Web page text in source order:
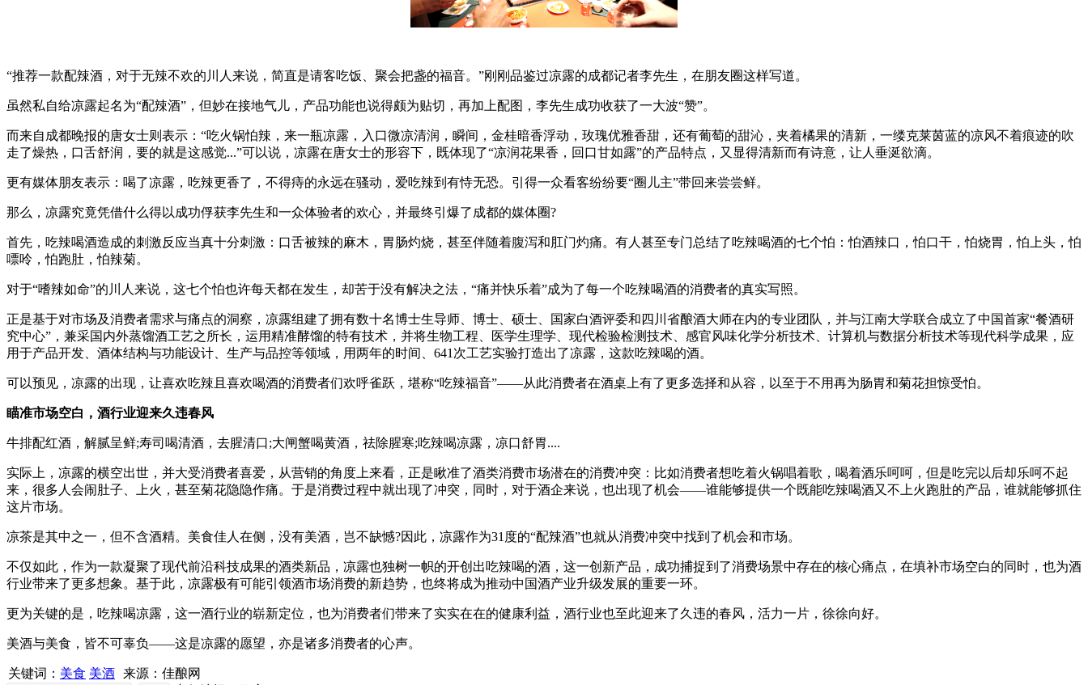
“推荐一款配辣酒，对于无辣不欢的川人来说，简直是请客吃饭、聚会把盏的福音。”刚刚品鉴过凉露的成都记者李先生，在朋友圈这样写道。
虽然私自给凉露起名为“配辣酒”，但妙在接地气儿，产品功能也说得颇为贴切，再加上配图，李先生成功收获了一大波“赞”。
而来自成都晚报的唐女士则表示：“吃火锅怕辣，来一瓶凉露，入口微凉清润，瞬间，金桂暗香浮动，玫瑰优雅香甜，还有葡萄的甜沁，夹着橘果的清新，一缕克莱茵蓝的凉风不着痕迹的吹
走了燥热，口舌舒润，要的就是这感觉...”可以说，凉露在唐女士的形容下，既体现了“凉润花果香，回口甘如露”的产品特点，又显得清新而有诗意，让人垂涎欲滴。
更有媒体朋友表示：喝了凉露，吃辣更香了，不得痔的永远在骚动，爱吃辣到有恃无恐。引得一众看客纷纷要“圈儿主”带回来尝尝鲜。
那么，凉露究竟凭借什么得以成功俘获李先生和一众体验者的欢心，并最终引爆了成都的媒体圈?
首先，吃辣喝酒造成的刺激反应当真十分刺激：口舌被辣的麻木，胃肠灼烧，甚至伴随着腹泻和肛门灼痛。有人甚至专门总结了吃辣喝酒的七个怕：怕酒辣口，怕口干，怕烧胃，怕上头，怕
嘌呤，怕跑肚，怕辣菊。
对于“嗜辣如命”的川人来说，这七个怕也许每天都在发生，却苦于没有解决之法，“痛并快乐着”成为了每一个吃辣喝酒的消费者的真实写照。
正是基于对市场及消费者需求与痛点的洞察，凉露组建了拥有数十名博士生导师、博士、硕士、国家白酒评委和四川省酿酒大师在内的专业团队，并与江南大学联合成立了中国首家“餐酒研
究中心”，兼采国内外蒸馏酒工艺之所长，运用精准酵馏的特有技术，并将生物工程、医学生理学、现代检验检测技术、感官风味化学分析技术、计算机与数据分析技术等现代科学成果，应
用于产品开发、酒体结构与功能设计、生产与品控等领域，用两年的时间、641次工艺实验打造出了凉露，这款吃辣喝的酒。
可以预见，凉露的出现，让喜欢吃辣且喜欢喝酒的消费者们欢呼雀跃，堪称“吃辣福音”——从此消费者在酒桌上有了更多选择和从容，以至于不用再为肠胃和菊花担惊受怕。
瞄准市场空白，酒行业迎来久违春风
牛排配红酒，解腻呈鲜;寿司喝清酒，去腥清口;大闸蟹喝黄酒，祛除腥寒;吃辣喝凉露，凉口舒胃....
实际上，凉露的横空出世，并大受消费者喜爱，从营销的角度上来看，正是瞅准了酒类消费市场潜在的消费冲突：比如消费者想吃着火锅唱着歌，喝着酒乐呵呵，但是吃完以后却乐呵不起
来，很多人会闹肚子、上火，甚至菊花隐隐作痛。于是消费过程中就出现了冲突，同时，对于酒企来说，也出现了机会——谁能够提供一个既能吃辣喝酒又不上火跑肚的产品，谁就能够抓住
这片市场。
凉茶是其中之一，但不含酒精。美食佳人在侧，没有美酒，岂不缺憾?因此，凉露作为31度的“配辣酒”也就从消费冲突中找到了机会和市场。
不仅如此，作为一款凝聚了现代前沿科技成果的酒类新品，凉露也独树一帜的开创出吃辣喝的酒，这一创新产品，成功捕捉到了消费场景中存在的核心痛点，在填补市场空白的同时，也为酒
行业带来了更多想象。基于此，凉露极有可能引领酒市场消费的新趋势，也终将成为推动中国酒产业升级发展的重要一环。
更为关键的是，吃辣喝凉露，这一酒行业的崭新定位，也为消费者们带来了实实在在的健康利益，酒行业也至此迎来了久违的春风，活力一片，徐徐向好。
美酒与美食，皆不可辜负——这是凉露的愿望，亦是诸多消费者的心声。
关键词： 美食 美酒 来源：佳酿网